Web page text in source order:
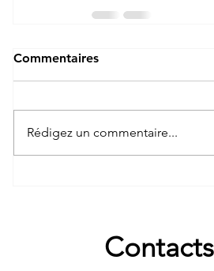
Commentaires
Rédigez un commentaire...
Contacts